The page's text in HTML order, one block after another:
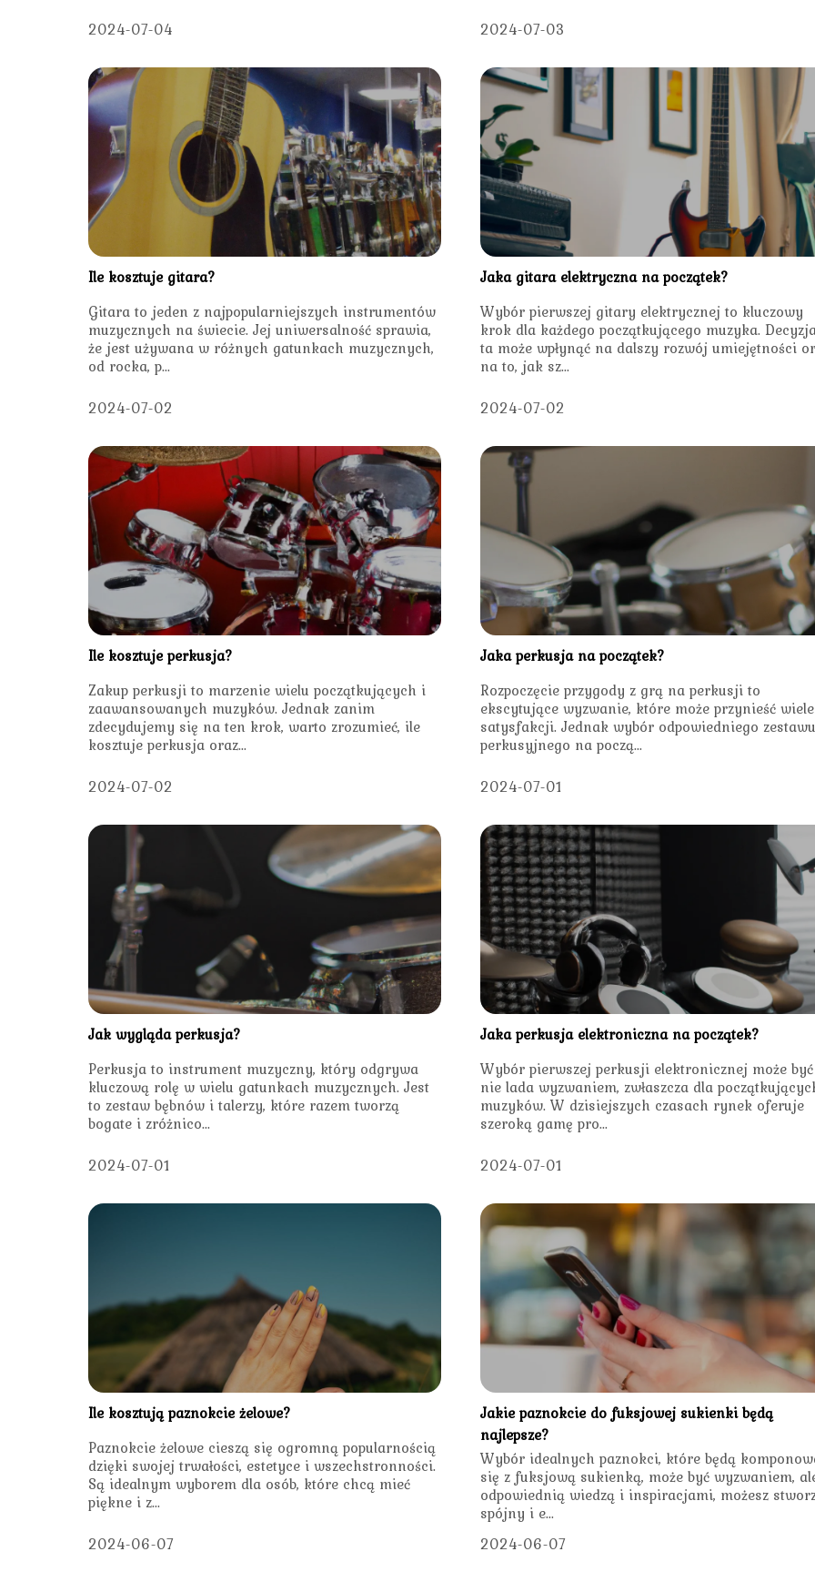
2024-07-04
2024-07-03
Ile kosztuje gitara?
Gitara to jeden z najpopularniejszych instrumentów
muzycznych na świecie. Jej uniwersalność sprawia,
że jest używana w różnych gatunkach muzycznych,
od rocka, p...
2024-07-02
Jaka gitara elektryczna na początek?
Wybór pierwszej gitary elektrycznej to kluczowy
krok dla każdego początkującego muzyka.
ta może wpłynąć na dalszy rozwój umiejętności
na to, jak sz...
2024-07-02
Ile kosztuje perkusja?
Zakup perkusji to marzenie wielu początkujących i
zaawansowanych muzyków. Jednak zanim
zdecydujemy się na ten krok, warto zrozumieć, ile
kosztuje perkusja oraz...
2024-07-02
Jaka perkusja na początek?
Rozpoczęcie przygody z grą na perkusji to
ekscytujące wyzwanie, które może przynieść wiele
satysfakcji. Jednak wybór odpowiedniego
perkusyjnego na począ...
2024-07-01
Jak wygląda perkusja?
Perkusja to instrument muzyczny, który odgrywa
kluczową rolę w wielu gatunkach muzycznych. Jest
to zestaw bębnów i talerzy, które razem tworzą
bogate i zróżnico...
2024-07-01
Jaka perkusja elektroniczna na początek?
Wybór pierwszej perkusji elektronicznej może być
nie lada wyzwaniem, zwłaszcza dla
muzyków. W dzisiejszych czasach rynek oferuje
szeroką gamę pro...
2024-07-01
Ile kosztują paznokcie żelowe?
Paznokcie żelowe cieszą się ogromną popularnością
dzięki swojej trwałości, estetyce i wszechstronności.
Są idealnym wyborem dla osób, które chcą mieć
piękne i z...
2024-06-07
Jakie paznokcie do fuksjowej sukienki będą
najlepsze?
Wybór idealnych paznokci, które będą
się z fuksjową sukienką, może być wyzwaniem,
odpowiednią wiedzą i inspiracjami, możesz
spójny i e...
2024-06-07